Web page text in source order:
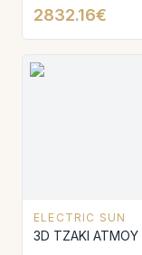
2832.16€
ELECTRIC SUN
3D ΤΖΑΚΙ ΑΤΜΟΥ